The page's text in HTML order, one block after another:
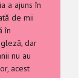
a ajuns în
de mii
în
dar
nu au
acest